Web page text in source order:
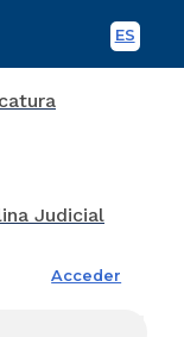
ES
Acceder